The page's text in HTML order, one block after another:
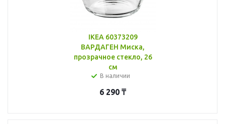
IKEA 60373209
ВАРДАГЕН Миска,
прозрачное стекло, 26
см
В наличии
6 290 ₸